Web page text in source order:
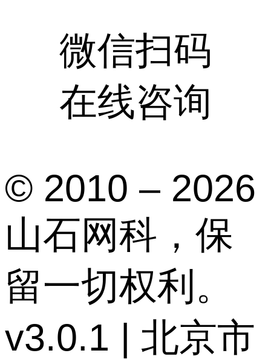
微信扫码
在线咨询
© 2010 – 2026
山石网科，保
留一切权利。
v3.0.1 | 北京市